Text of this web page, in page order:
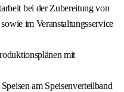
bei der Zubereitung von
im Veranstaltungsservice
mit
am Speisenverteilband